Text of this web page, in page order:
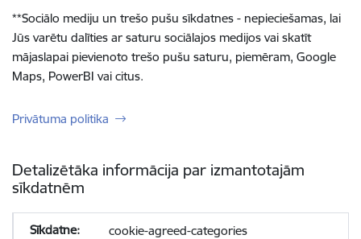
**Sociālo mediju un trešo pušu sīkdatnes - nepieciešamas, lai
Jūs varētu dalīties ar saturu sociālajos medijos vai skatīt
mājaslapai pievienoto trešo pušu saturu, piemēram, Google
Maps, PowerBI vai citus.
Privātuma politika
Detalizētāka informācija par izmantotajām
sīkdatnēm
cookie-agreed-categories